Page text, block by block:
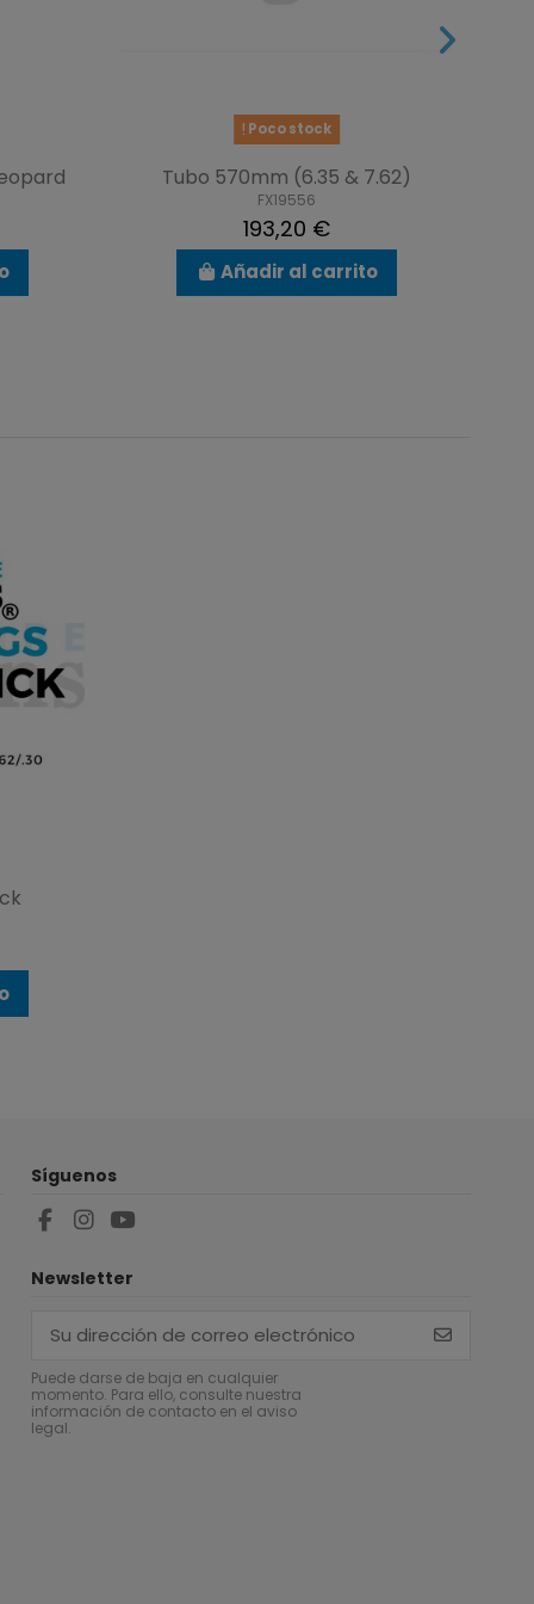
Poco stock
Tubo 570mm (6.35 & 7.62)
FX19556
193,20 €
Añadir al carrito
Síguenos
Newsletter
Puede darse de baja en cualquier
momento. Para ello, consulte nuestra
información de contacto en el aviso
legal.